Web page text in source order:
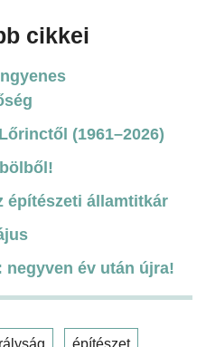
cikkei
(1961–2026)
építészeti államtitkár
év után újra!
építészet